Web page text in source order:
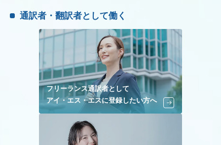
通訳者・翻訳者として働く
フリーランス通訳者として
アイ・エス・エスに登録したい方へ